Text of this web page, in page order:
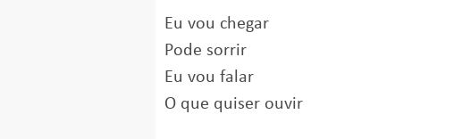
Eu vou chegar
Pode sorrir
Eu vou falar
O que quiser ouvir